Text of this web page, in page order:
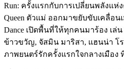
Run: ครั้งแรกกับการเปลี่ยนพลังแห่
Queen ตัวแม่ ออกมาขยับขับเคลื่อน
Dance เปิดพื้นที่ให้ทุกคนมาร้อง เล่
ข้าวขวัญ, จัสมิน มาริสา, แฮนน่า โร
ภาพยนตร์รักครั้งแรกใจกลางเมือ